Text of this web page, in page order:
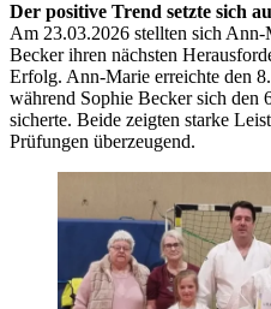
Der positive Trend setzte sich
Am 23.03.2026 stellten sich
Becker ihren nächsten
Erfolg. Ann-Marie erreichte den
während Sophie Becker sich den
sicherte. Beide zeigten starke
Prüfungen überzeugend.